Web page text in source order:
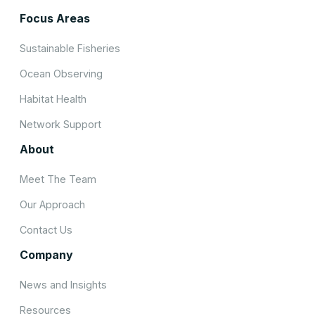
Focus Areas
Sustainable Fisheries
Ocean Observing
Habitat Health
Network Support
About
Meet The Team
Our Approach
Contact Us
Company
News and Insights
Resources